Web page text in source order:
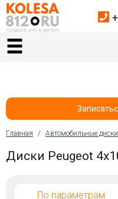
Главная
Автосервис
Датчики давления
Вы здесь
Главная / Автомобильные диски
Диски Peugeot
По параметрам